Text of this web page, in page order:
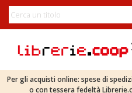
Per gli acquisti online: spese di
o con tessera fedeltà